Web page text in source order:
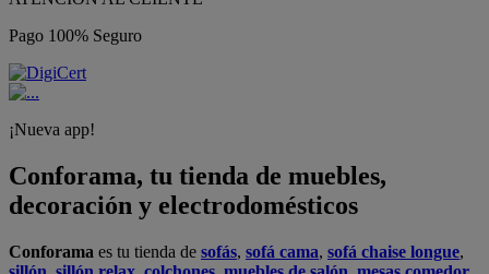
Pago 100% Seguro
¡Nueva app!
Conforama, tu tienda de muebles,
decoración y electrodomésticos
Conforama es tu tienda de sofás, sofá cama, sofá chaise longue,